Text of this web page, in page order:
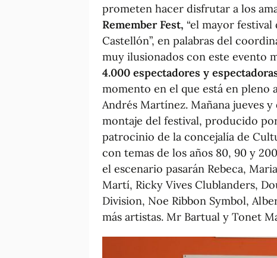
prometen hacer disfrutar a los
Remember Fest, “el mayor
Castellón”, en palabras del
muy ilusionados con este evento
4.000 espectadores y
momento en el que está en pleno
Andrés Martínez. Mañana jueves
montaje del festival, producido
patrocinio de la concejalía de
con temas de los años 80, 90 y
el escenario pasarán Rebeca,
Martí, Ricky Vives Clublanders,
Division, Noe Ribbon Symbol,
más artistas. Mr Bartual y Tonet